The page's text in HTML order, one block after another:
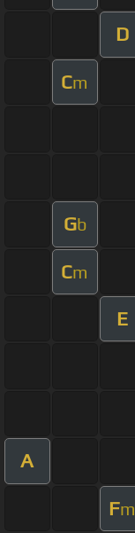
D
Cm
Gb
Cm
E
A
Fm